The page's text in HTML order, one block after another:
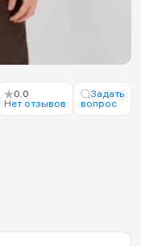
0.0
Нет отзывов
Задать
вопрос